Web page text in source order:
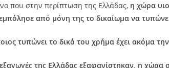
που στην περίπτωση της Ελλάδας, η χώρα
από μόνη της το δικαίωμα να
τυπώνει το δικό του χρήμα έχει ακόμα
της Ελλάδας εξαφανίστηκαν, η χώρα